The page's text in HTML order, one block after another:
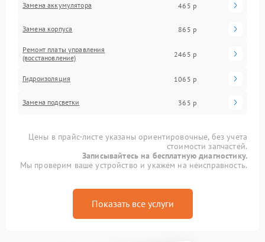
Замена аккумулятора 465 р
Замена корпуса 865 р
Ремонт платы управления
(восстановление)
2465 р
Гидроизоляция 1065 р
Замена подсветки 365 р
Цены в прайс-листе указаны ориентировочные, без учета
стоимости запчастей.
Записывайтесь на бесплатную диагностику.
Мы проверим ваше устройство и укажем на неисправность.
Показать все услуги